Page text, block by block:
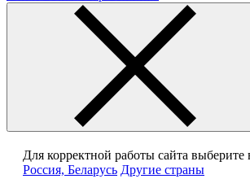
Для корректной работы сайта выберите
Россия, Беларусь Другие страны